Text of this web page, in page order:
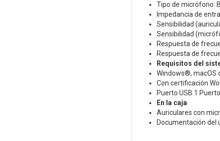
Tipo de micrófono:
Impedancia de
Sensibilidad
Sensibilidad
Respuesta de
Respuesta de
Requisitos del
Windows®, macOS
Con certificación
Puerto USB 1
En la caja
Auriculares con
Documentación del